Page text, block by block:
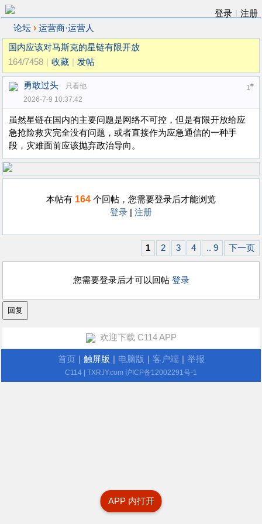
登录
注册
论坛 › 运营商·运营人
国内应该对马斯克的星链有限开放
164/7458
收藏 发帖
1#
勇敢过头
只看他
2026-7-9 10:37:42
虽然星链在国内的主要问题是网络不可控，但是有限开放给应
急抢险救灾完全没有问题，或者直接作为应急通信的一种手
段，灾难面前应该抛弃政治导向。
本帖有 164 个回帖，您需要登录后才能浏览
登录
注册
1 2 3 4 .. 9 下一页
您需要登录后才可以回帖 登录
APP 内打开
欢迎下载 C114 APP
首页 触屏版 电脑版 客户端 举报
C114 | TXRJY.com 沪ICP备12002291号-1